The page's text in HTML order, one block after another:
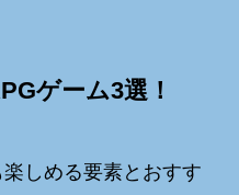
ゲーム3選！
しめる要素とおすす